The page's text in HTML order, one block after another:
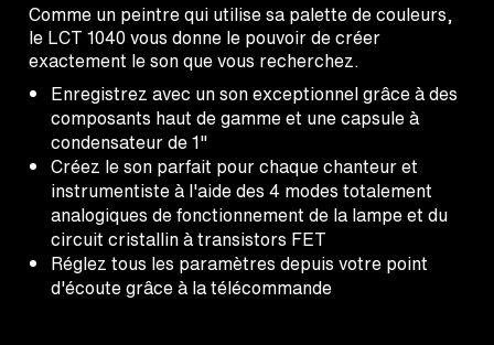
Comme un peintre qui utilise sa palette de couleurs,
le LCT 1040 vous donne le pouvoir de créer
exactement le son que vous recherchez.
Enregistrez avec un son exceptionnel grâce à des
composants haut de gamme et une capsule à
condensateur de 1"
Créez le son parfait pour chaque chanteur et
instrumentiste à l'aide des 4 modes totalement
analogiques de fonctionnement de la lampe et du
circuit cristallin à transistors FET
Réglez tous les paramètres depuis votre point
d'écoute grâce à la télécommande